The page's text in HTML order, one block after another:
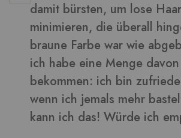
damit bürsten, um lose
minimieren, die überall
braune Farbe war wie
ich habe eine Menge davon
bekommen: ich bin
wenn ich jemals mehr
kann ich das! Würde ich